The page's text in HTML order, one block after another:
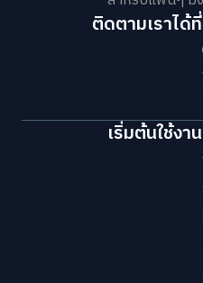
ติดตามเราได้ที่
เริ่มต้นใช้งาน